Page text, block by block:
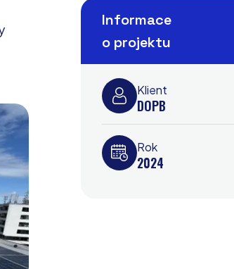
Informace
o projektu
Klient
DOPB
Rok
2024